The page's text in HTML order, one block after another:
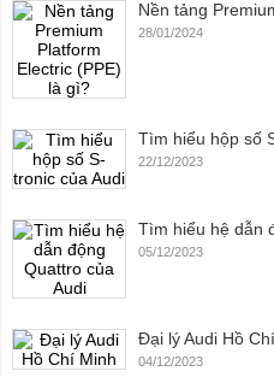
Nền tảng
28/01/2024
Tìm hiểu hộp số
22/12/2023
Tìm hiểu hệ dẫn
05/12/2023
Đại lý Audi Hồ
04/12/2023